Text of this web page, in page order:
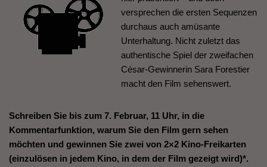
versprechen die ersten Sequenzen
durchaus auch amüsante
Unterhaltung. Nicht zuletzt das
authentische Spiel der zweifachen
César-Gewinnerin Sara Forestier
macht den Film sehenswert.
Schreiben Sie bis zum 7. Februar, 11 Uhr, in die
Kommentarfunktion, warum Sie den Film gern sehen
möchten und gewinnen Sie zwei von 2×2 Kino-Freikarten
(einzulösen in jedem Kino, in dem der Film gezeigt wird)*.